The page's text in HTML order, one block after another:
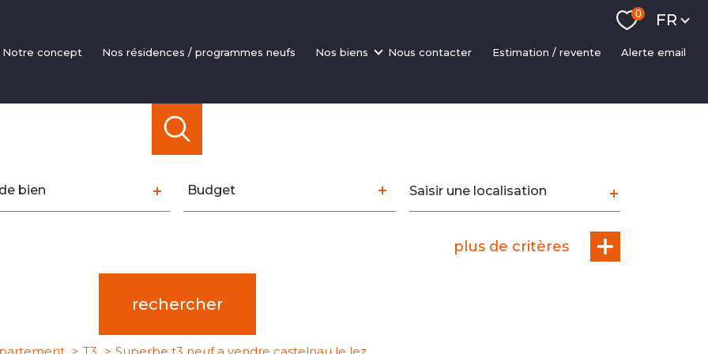
0 Langue
FR
notre concept nos résidences / programmes neufs nos biens
Maisons
nous contacter estimation / revente alerte email
bien
Budget
plus de critères
rechercher
T3 Superbe t3 neuf a vendre castelnau le lez